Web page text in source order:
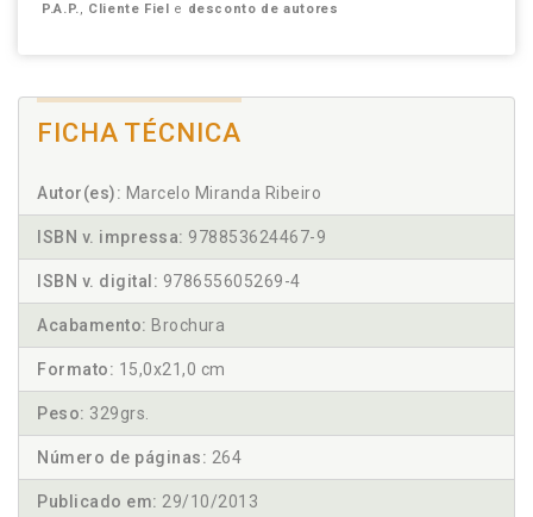
P.A.P., Cliente Fiel e desconto de autores
FICHA TÉCNICA
Autor(es): Marcelo Miranda Ribeiro
ISBN v. impressa: 978853624467-9
ISBN v. digital: 978655605269-4
Acabamento: Brochura
Formato: 15,0x21,0 cm
Peso: 329grs.
Número de páginas: 264
Publicado em: 29/10/2013